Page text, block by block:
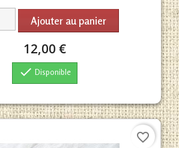
Ajouter au panier
12,00 €
 Disponible
favorite_border